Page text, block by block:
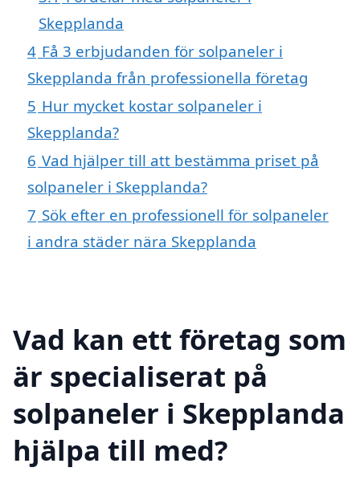
Skepplanda
4 Få 3 erbjudanden för solpaneler i
Skepplanda från professionella företag
5 Hur mycket kostar solpaneler i
Skepplanda?
6 Vad hjälper till att bestämma priset på
solpaneler i Skepplanda?
7 Sök efter en professionell för solpaneler
i andra städer nära Skepplanda
Vad kan ett företag som
är specialiserat på
solpaneler i Skepplanda
hjälpa till med?